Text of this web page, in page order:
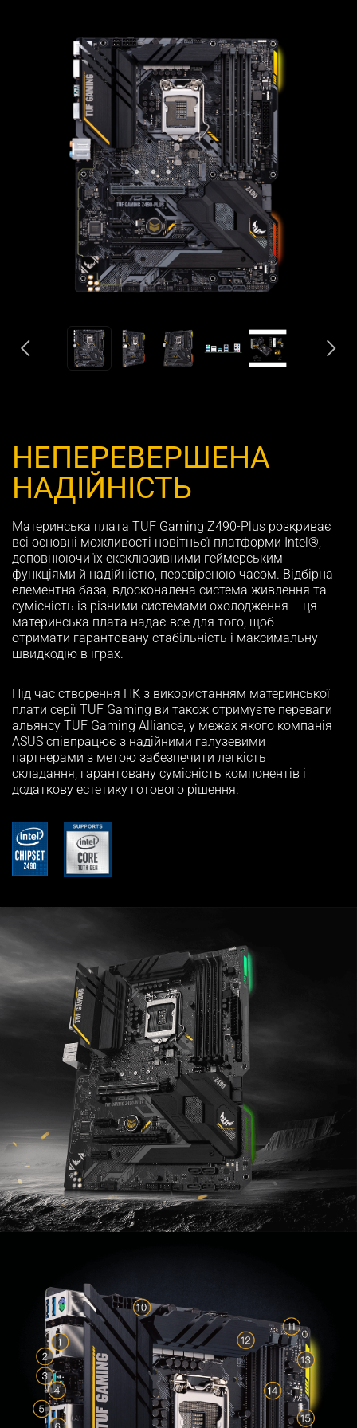
НЕПЕРЕВЕРШЕНА
НАДІЙНІСТЬ
Материнська плата TUF Gaming Z490-Plus розкриває
всі основні можливості новітньої платформи Intel®,
доповнюючи їх ексклюзивними геймерським
функціями й надійністю, перевіреною часом. Відбірна
елементна база, вдосконалена система живлення та
сумісність із різними системами охолодження – ця
материнська плата надає все для того, щоб
отримати гарантовану стабільність і максимальну
швидкодію в іграх.
Під час створення ПК з використанням материнської
плати серії TUF Gaming ви також отримуєте переваги
альянсу TUF Gaming Alliance, у межах якого компанія
ASUS співпрацює з надійними галузевими
партнерами з метою забезпечити легкість
складання, гарантовану сумісність компонентів і
додаткову естетику готового рішення.